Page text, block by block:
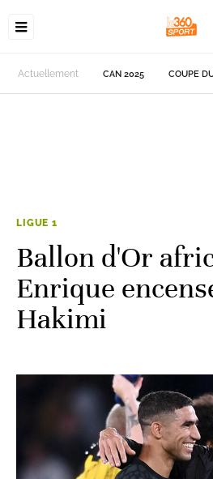
Actuellement CAN 2025 COUPE
LIGUE 1
Ballon d'Or
Enrique
Hakimi